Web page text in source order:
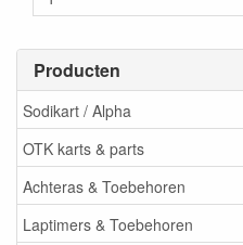
Producten
Sodikart / Alpha
OTK karts & parts
Achteras & Toebehoren
Laptimers & Toebehoren